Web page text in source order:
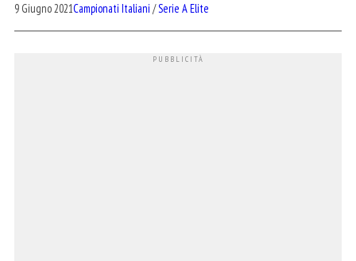
9 Giugno 2021Campionati Italiani /Serie A Elite